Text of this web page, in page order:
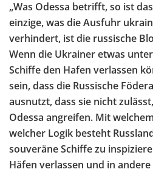
„Was Odessa betrifft, so ist
einzige, was die Ausfuhr
verhindert, ist die russische
Wenn die Ukrainer etwas
Schiffe den Hafen verlassen
sein, dass die Russische
ausnutzt, dass sie nicht
Odessa angreifen. Mit
welcher Logik besteht
souveräne Schiffe zu
Häfen verlassen und in